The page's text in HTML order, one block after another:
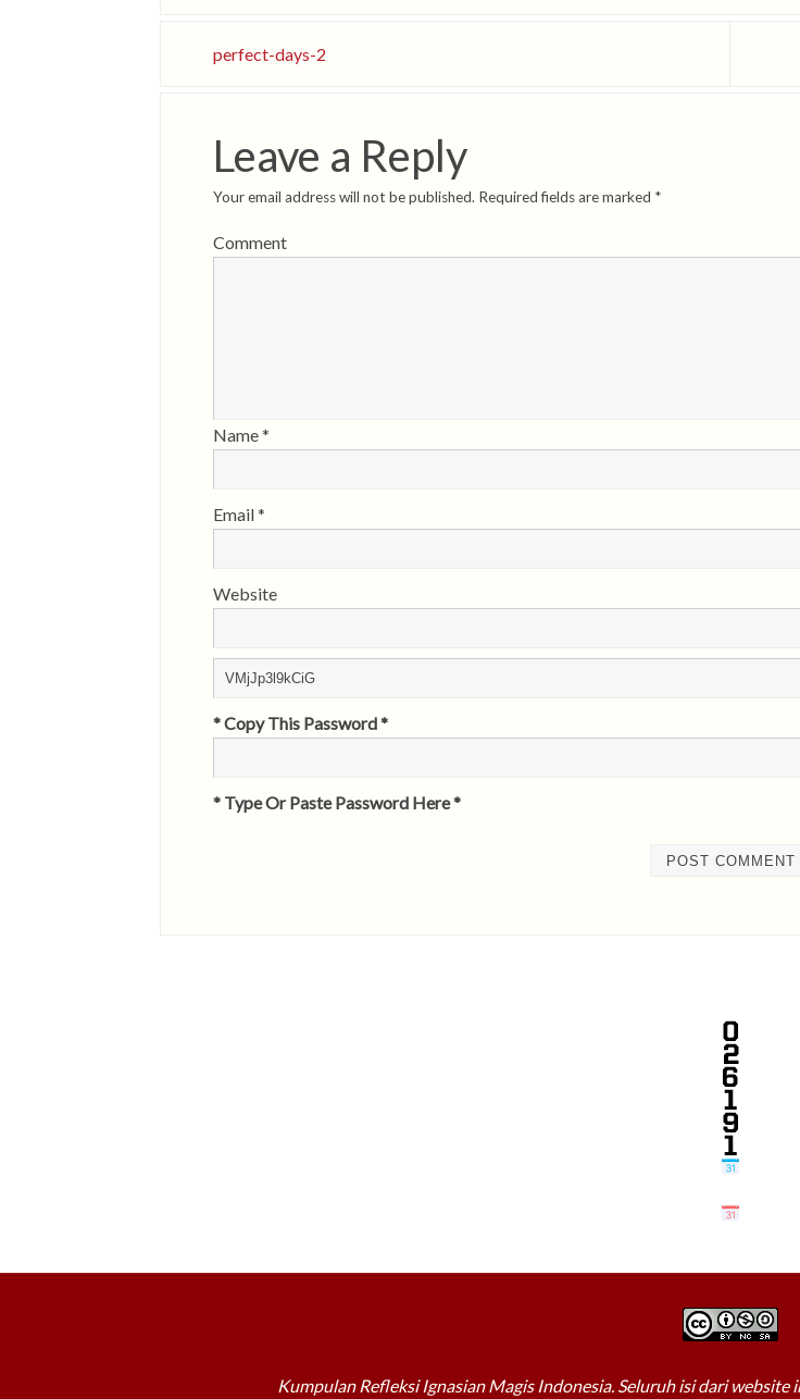
perfect-days-2
Leave a Reply
Your email address will not be published. Required fields are marked *
Comment
Name*
Email*
Website
* Copy This Password *
* Type Or Paste Password Here *
Kumpulan Refleksi Ignasian Magis Indonesia. Seluruh isi dari